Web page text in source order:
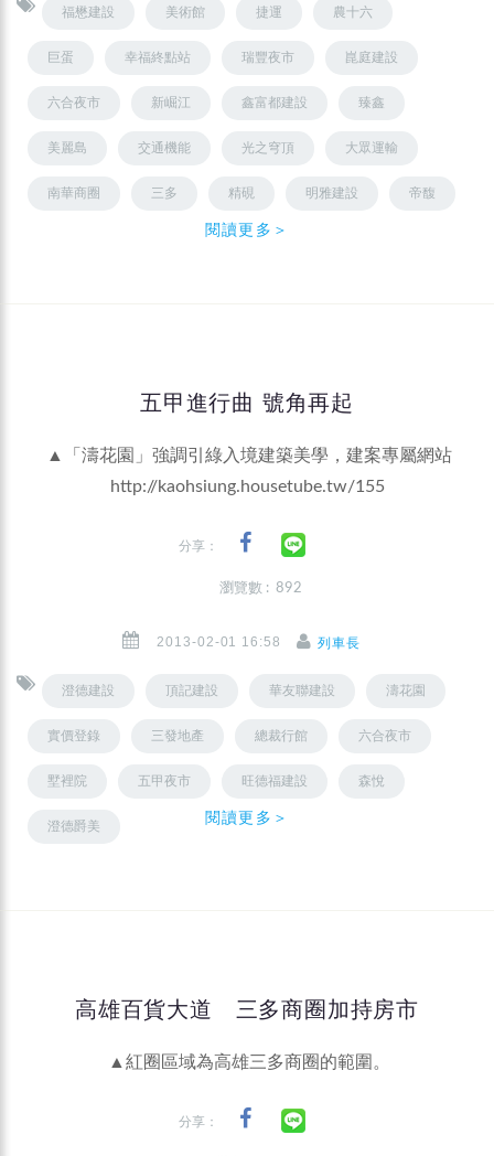
福懋建設 美術館 捷運 農十六
巨蛋 幸福終點站 瑞豐夜市 崑庭建設
六合夜市 新崛江 鑫富都建設 臻鑫
美麗島 交通機能 光之穹頂 大眾運輸
南華商圈 三多 精硯 明雅建設 帝馥
閱讀更多＞
五甲進行曲 號角再起
▲「濤花園」強調引綠入境建築美學，建案專屬網站
http://kaohsiung.housetube.tw/155
分享：
瀏覽數 : 892
2013-02-01 16:58 列車長
澄德建設 頂記建設 華友聯建設 濤花園
實價登錄 三發地產 總裁行館 六合夜市
墅裡院 五甲夜市 旺德福建設 森悅
澄德爵美 閱讀更多＞
高雄百貨大道 三多商圈加持房市
▲紅圈區域為高雄三多商圈的範圍。
分享：